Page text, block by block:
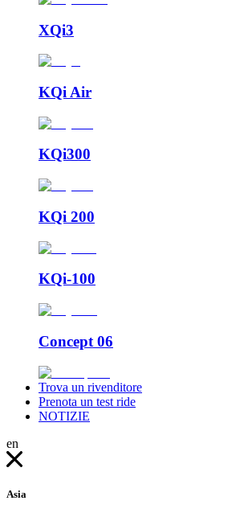
XQi3
KQi Air
KQi300
KQi 200
KQi-100
Concept 06
Trova un rivenditore
Prenota un test ride
NOTIZIE
en
Asia